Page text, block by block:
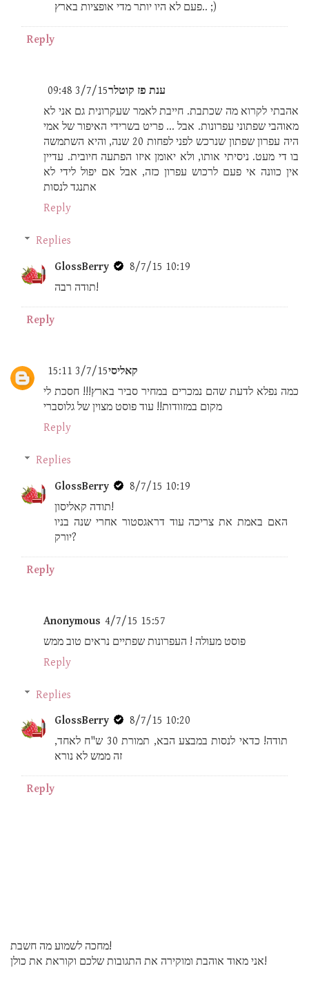
פעם לא היו יותר מדי אופציות בארץ.. ;)
Reply
ענת פז קוטלר3/7/15 09:48
אהבתי לקרוא מה שכתבת. חייבת לאמר שעקרונית גם אני לא
מאוהבי שפתוני עפרונות. אבל ... פריט בשרידי האיפור של אמי
היה עפרון שפתון שנרכש לפני לפחות 20 שנה, והיא השתמשה
בו די מעט. ניסיתי אותו, ולא יאומן איזו הפתעה חיובית. עדיין
אין כוונה אי פעם לרכוש עפרון כזה, אבל אם יפול לידי לא
אתנגד לנסות
Reply
Replies
GlossBerry
8/7/15 10:19
תודה רבה!
Reply
קאליסי3/7/15 15:11
כמה נפלא לדעת שהם נמכרים במחיר סביר בארץ!!! חסכת לי
מקום במזוודות!! עוד פוסט מצוין של גלוסברי
Reply
Replies
GlossBerry
8/7/15 10:19
תודה קאליסון!
האם באמת את צריכה עוד דראגסטור אחרי שנה בניו
יורק?
Reply
Anonymous 4/7/15 15:57
פוסט מעולה ! העפרונות שפתיים נראים טוב ממש
Reply
Replies
GlossBerry
8/7/15 10:20
תודה! כדאי לנסות במבצע הבא, תמורת 30 ש"ח לאחד,
זה ממש לא נורא
Reply
מחכה לשמוע מה חשבת!
אני מאוד אוהבת ומוקירה את התגובות שלכם וקוראת את כולן!